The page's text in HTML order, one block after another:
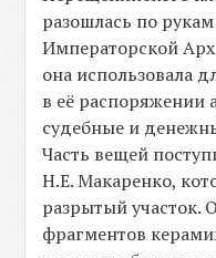
разошлась по
Императорской
она использовала
в её распоряжении
судебные и
Часть вещей
Н.Е. Макаренко,
разрытый участок.
фрагментов